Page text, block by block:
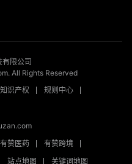
限公司
All Rights Reserved
知识产权
规则中心
有赞医药
有赞跨境
站点地图 关键词地图